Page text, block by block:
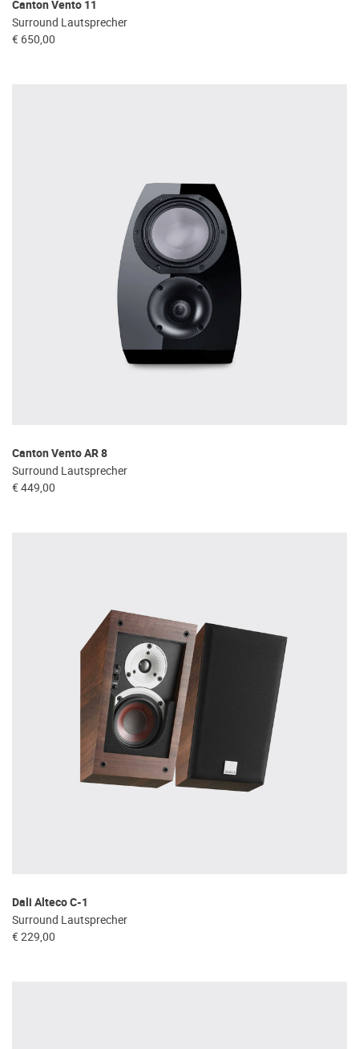
Canton Vento 11
Surround Lautsprecher
€ 650,00
Canton Vento AR 8
Surround Lautsprecher
€ 449,00
Dali Alteco C-1
Surround Lautsprecher
€ 229,00